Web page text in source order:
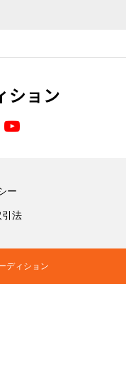
ション
ー
引法
ディション